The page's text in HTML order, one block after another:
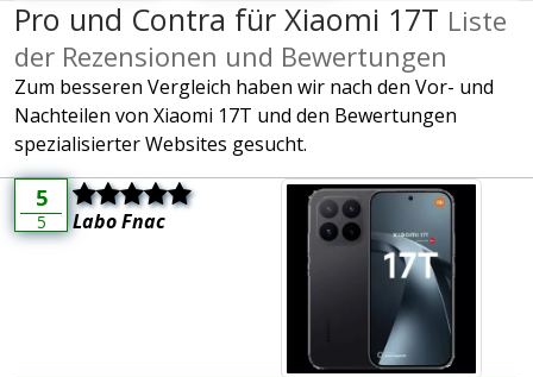
Pro und Contra für Xiaomi 17T Liste
der Rezensionen und Bewertungen
Zum besseren Vergleich haben wir nach den Vor- und
Nachteilen von Xiaomi 17T und den Bewertungen
spezialisierter Websites gesucht.
5
5 Labo Fnac